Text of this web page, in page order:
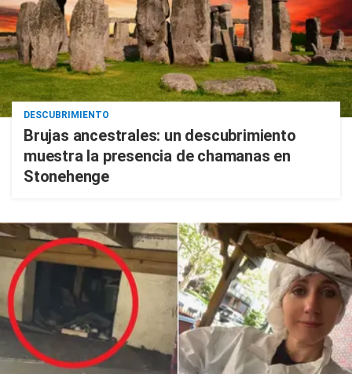
DESCUBRIMIENTO
Brujas ancestrales: un descubrimiento
muestra la presencia de chamanas en
Stonehenge